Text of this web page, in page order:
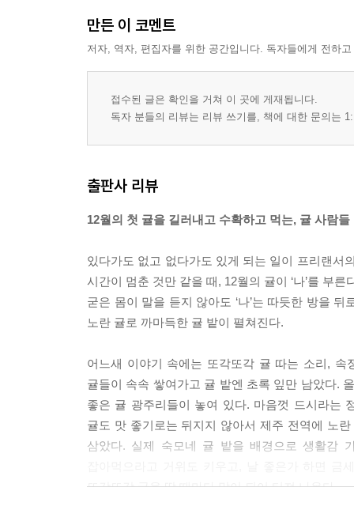
만든 이 코멘트
저자, 역자, 편집자를 위한 공간입니다. 독자들에게 전하
접수된 글은 확인을 거쳐 이 곳에 게재됩니다.
독자 분들의 리뷰는 리뷰 쓰기를, 책에 대한 문의는
출판사 리뷰
12월의 첫 귤을 길러내고 수확하고 먹는, 귤 사람들
있다가도 없고 없다가도 있게 되는 일이 프리랜서
시간이 멈춘 것만 같을 때, 12월의 귤이 ‘나’를 부
굳은 몸이 말을 듣지 않아도 ‘나’는 따듯한 방을
노란 귤로 까마득한 귤 밭이 펼쳐진다.
어느새 이야기 속에는 또각또각 귤 따는 소리,
귤들이 속속 쌓여가고 귤 밭엔 초록 잎만 남았다.
좋은 귤 광주리들이 놓여 있다. 마음껏 드시라는
귤도 맛 좋기로는 뒤지지 않아서 제주 전역에 노
삼았다. 실제 숙모네 귤 밭을 배경으로 생활감
또각또각 귤을 딸 때마다 말이 되어 터져 나온다.